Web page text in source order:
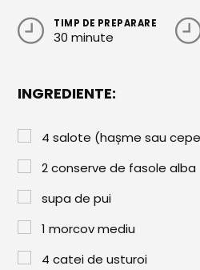
Conserve
Sirop / Compot
Sosuri și Condimente
Pâine
Paste & Risotto
Patiserie
TIMP DE PREPARARE
30 minute
INGREDIENTE:
4 salote (hașme sau
2 conserve de fasole alba
supa de pui
1 morcov mediu
4 catei de usturoi